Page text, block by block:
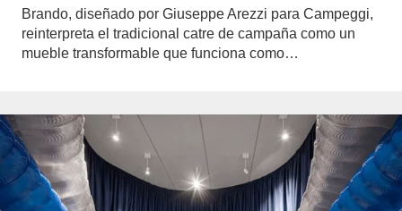
Brando, diseñado por Giuseppe Arezzi para Campeggi,
reinterpreta el tradicional catre de campaña como un
mueble transformable que funciona como…